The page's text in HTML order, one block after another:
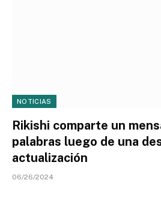
NOTICIAS
Rikishi comparte un
palabras luego de una
actualización
06/26/2024